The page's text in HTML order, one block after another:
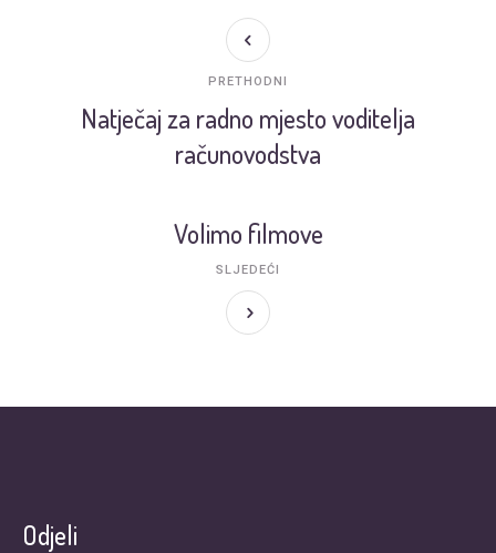
Natječaj za radno mjesto voditelja
računovodstva
PRETHODNI
Volimo filmove
SLJEDEĆI
Odjeli